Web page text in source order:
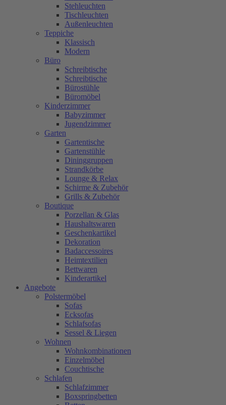
Stehleuchten
Tischleuchten
Außenleuchten
Teppiche
Klassisch
Modern
Büro
Schreibtische
Schreibtische
Bürostühle
Büromöbel
Kinderzimmer
Babyzimmer
Jugendzimmer
Garten
Gartentische
Gartenstühle
Dininggruppen
Strandkörbe
Lounge & Relax
Schirme & Zubehör
Grills & Zubehör
Boutique
Porzellan & Glas
Haushaltswaren
Geschenkartikel
Dekoration
Badaccessoires
Heimtextilien
Bettwaren
Kinderartikel
Angebote
Polstermöbel
Sofas
Ecksofas
Schlafsofas
Sessel & Liegen
Wohnen
Wohnkombinationen
Einzelmöbel
Couchtische
Schlafen
Schlafzimmer
Boxspringbetten